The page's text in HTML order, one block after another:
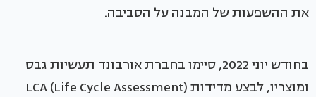
את ההשפעות של המבנה על הסביבה.
בחודש יוני 2022, סיימו בחברת אורבונד תעשיות גבס
ומוצריו, לבצע מדידות LCA (Life Cycle Assessment)